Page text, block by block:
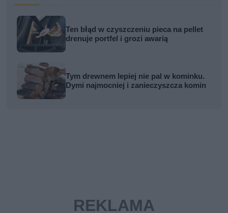
Ten błąd w czyszczeniu pieca na pellet
drenuje portfel i grozi awarią
Tym drewnem lepiej nie pal w kominku.
Dymi najmocniej i zanieczyszcza komin